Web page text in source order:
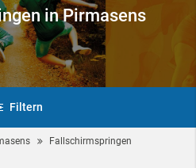
in Pirmasens
Filtern
Fallschirmspringen